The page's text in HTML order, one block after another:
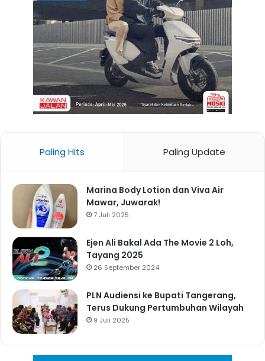
Paling Hits Paling Update
Marina Body Lotion dan Viva Air
Mawar, Juwarak!
7 Juli 2025
Ejen Ali Bakal Ada The Movie 2 Loh,
Tayang 2025
26 September 2024
PLN Audiensi ke Bupati Tangerang,
Terus Dukung Pertumbuhan Wilayah
9 Juli 2025